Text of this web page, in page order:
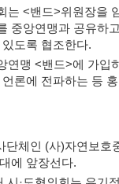
는 <밴드>위원장을
중앙연맹과 공유하
도록 협조한다.
연맹 <밴드>에 가입
론에 전파하는 등
단체인 (사)자연보호
에 앞장선다.